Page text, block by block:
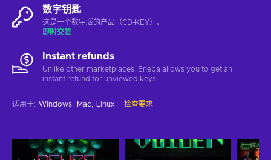
数字钥匙
这是一个数字版的产品（CD-KEY）。
即时交货
Instant refunds
Unlike other marketplaces, Eneba allows you to get an
instant refund for unviewed keys.
适用于: Windows Mac Linux 检查要求